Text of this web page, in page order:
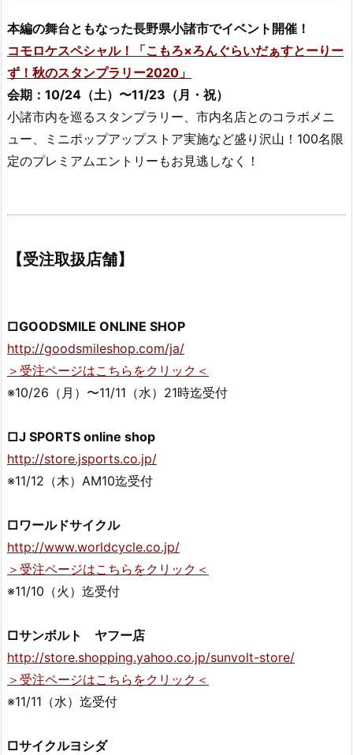
本編の舞台ともなった長野県小諸市でイベント開催！
コモロケスペシャル！「こもろ×ろんぐらいだぁすとーりー
ず！秋のスタンプラリー2020」
会期：10/24（土）〜11/23（月・祝）
小諸市内を巡るスタンプラリー、市内名店とのコラボメニ
ュー、ミニポップアップストア実施など盛り沢山！100名限
定のプレミアムエントリーもお見逃しなく！
【受注取扱店舗】
□GOODSMILE ONLINE SHOP
http://goodsmileshop.com/ja/
＞受注ページはこちらをクリック＜
※10/26（月）〜11/11（水）21時迄受付
□J SPORTS online shop
http://store.jsports.co.jp/
※11/12（木）AM10迄受付
□ワールドサイクル
http://www.worldcycle.co.jp/
＞受注ページはこちらをクリック＜
※11/10（火）迄受付
□サンボルト ヤフー店
http://store.shopping.yahoo.co.jp/sunvolt-store/
＞受注ページはこちらをクリック＜
※11/11（水）迄受付
□サイクルヨシダ